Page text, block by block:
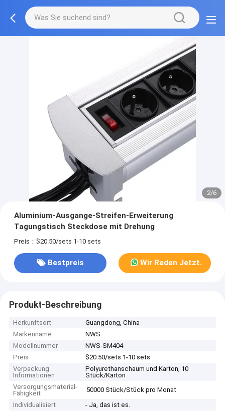
2/6
Aluminium-Ausgange-Streifen-Erweiterung
Tagungstisch Steckdose mit Drehung
Preis：$20.50/sets 1-10 sets
Bestpreis Wir Reden Jetzt.
Produkt-Beschreibung
Herkunftsort
Guangdong, China
Markenname
NWS
Modellnummer
NWS-SM404
Preis
$20.50/sets 1-10 sets
Verpackung
Informationen
Polyurethanschaum und Karton, 10
Stück/Karton
Versorgungsmaterial-
Fähigkeit
50000 Stück/Stück pro Monat
Individualisiert
- Ja, das ist es.